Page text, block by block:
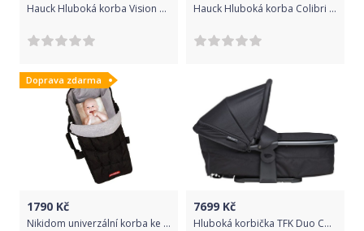
Hauck Hluboká korba Vision X Pram Melange Black 2021 Hauck Hluboká korba Colibri Pram Melange Black 2021
Doprava zdarma
1790 Kč
Nikidom univerzální korba ke kočárku, měkká a přenosná
7699 Kč
Hluboká korbička TFK Duo Combi Black 2020